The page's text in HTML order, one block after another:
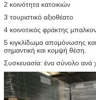
2 κοινότητα κατοικιών
3 τουριστικό αξιοθέατο
4 κοινοτικός φράκτης
5 κιγκλίδωμα απομόνωσης
σημαντική και κομψή θέση.
Συσκευασία: ένα σύνολο ανά